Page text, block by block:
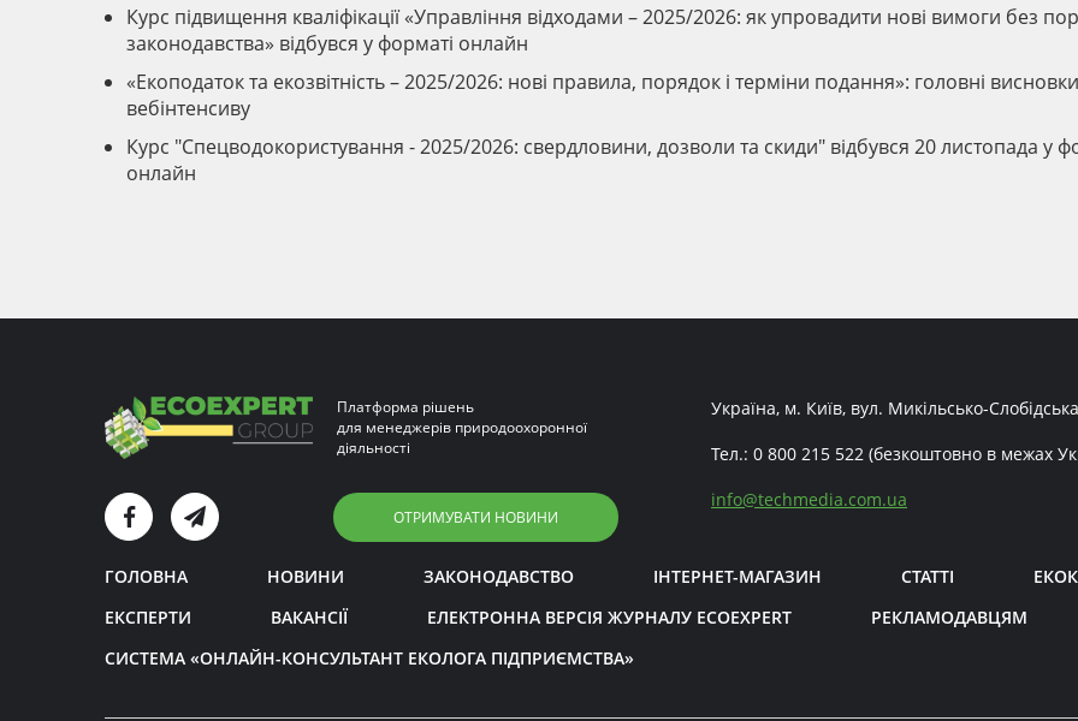
Курс підвищення кваліфікації «Управління відходами – 2025/2026: як упровадити нові вимоги без
законодавства» відбувся у форматі онлайн
«Екоподаток та екозвітність – 2025/2026: нові правила, порядок і терміни подання»: головні висновки
вебінтенсиву
Курс "Спецводокористування - 2025/2026: свердловини, дозволи та скиди" відбувся 20 листопада у
онлайн
Платформа рішень
для менеджерів природоохоронної
діяльності
ОТРИМУВАТИ НОВИНИ
Україна, м. Київ, вул. Микільсько-
Тел.: 0 800 215 522 (безкоштовно в межах
info@techmedia.com.ua
ГОЛОВНА НОВИНИ ЗАКОНОДАВСТВО ІНТЕРНЕТ-МАГАЗИН СТАТТІ
ЕКСПЕРТИ
ВАКАНСІЇ ЕЛЕКТРОННА ВЕРСІЯ ЖУРНАЛУ ECOEXPERT РЕКЛАМОДАВЦЯМ
СИСТЕМА «ОНЛАЙН-КОНСУЛЬТАНТ ЕКОЛОГА ПІДПРИЄМСТВА»